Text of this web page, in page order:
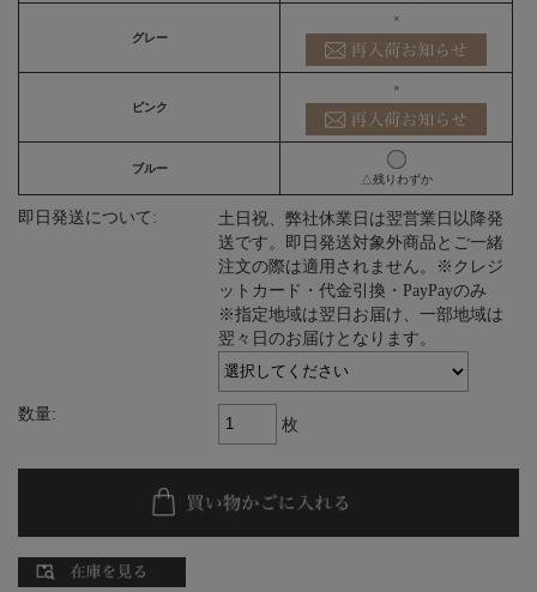
グレー
×
ピンク
×
ブルー
△残りわずか
即日発送について:
土日祝、弊社休業日は翌営業日以降発
送です。即日発送対象外商品とご一緒
注文の際は適用されません。※クレジ
ットカード・代金引換・PayPayのみ
※指定地域は翌日お届け、一部地域は
翌々日のお届けとなります。
数量:
枚